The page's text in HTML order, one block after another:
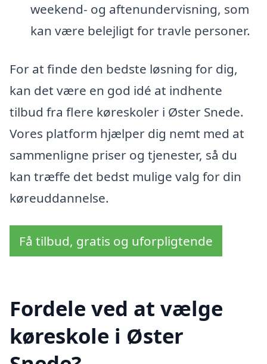
weekend- og aftenundervisning, som
kan være belejligt for travle personer.
For at finde den bedste løsning for dig,
kan det være en god idé at indhente
tilbud fra flere køreskoler i Øster Snede.
Vores platform hjælper dig nemt med at
sammenligne priser og tjenester, så du
kan træffe det bedst mulige valg for din
køreuddannelse.
Få tilbud, gratis og uforpligtende
Fordele ved at vælge
køreskole i Øster